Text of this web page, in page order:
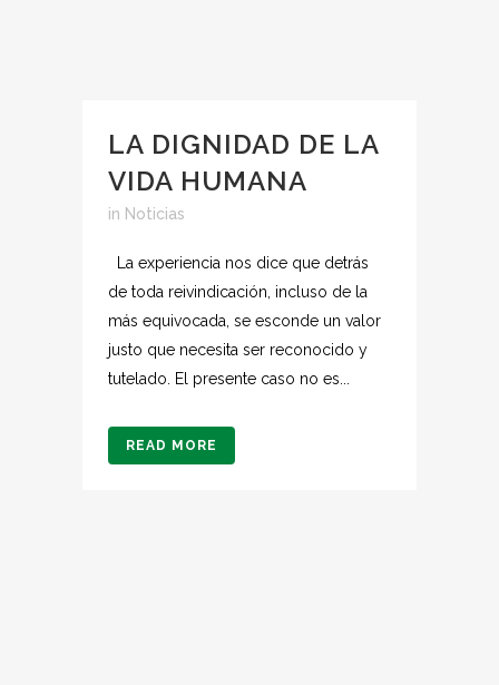
LA DIGNIDAD DE LA
VIDA HUMANA
in Noticias
La experiencia nos dice que detrás
de toda reivindicación, incluso de la
más equivocada, se esconde un valor
justo que necesita ser reconocido y
tutelado. El presente caso no es...
READ MORE